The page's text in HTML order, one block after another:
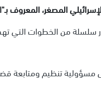
المصغر، المعروف
سلسلة من الخطوات التي
مسؤولية تنظيم ومتابعة